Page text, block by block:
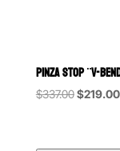
PINZA STOP ¨V-
$337.00Original
$219.00